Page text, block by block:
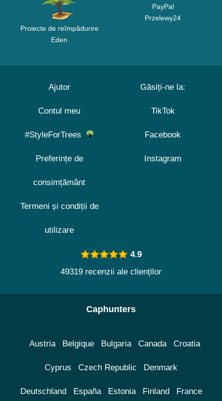
Proiecte de reîmpădurire
Eden
PayPal
Przelewy24
Ajutor
Contul meu
#StyleForTrees
Preferințe de
consimțământ
Termeni și condiții de
utilizare
Găsiți-ne la:
TikTok
Facebook
Instagram
4.9
49319 recenzii ale clienților
Caphunters
Austria Belgique Bulgaria Canada Croatia
Cyprus Czech Republic Denmark
Deutschland España Estonia Finland France